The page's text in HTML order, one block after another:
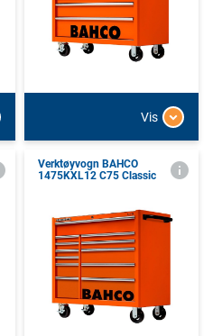
Vis
Verktøyvogn BAHCO
1475KXL12 C75 Classic